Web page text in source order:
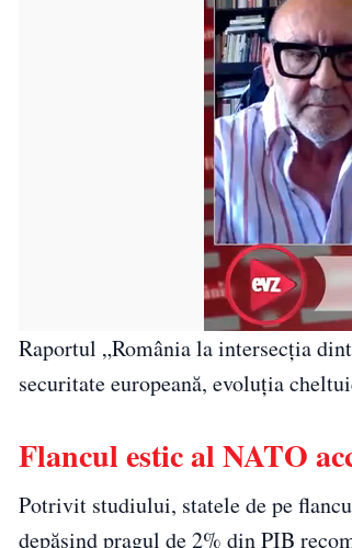
Raportul „România la intersecția
securitate europeană, evoluția
Flancul estic al NATO
Potrivit studiului, statele de pe
depășind pragul de 2% din PIB